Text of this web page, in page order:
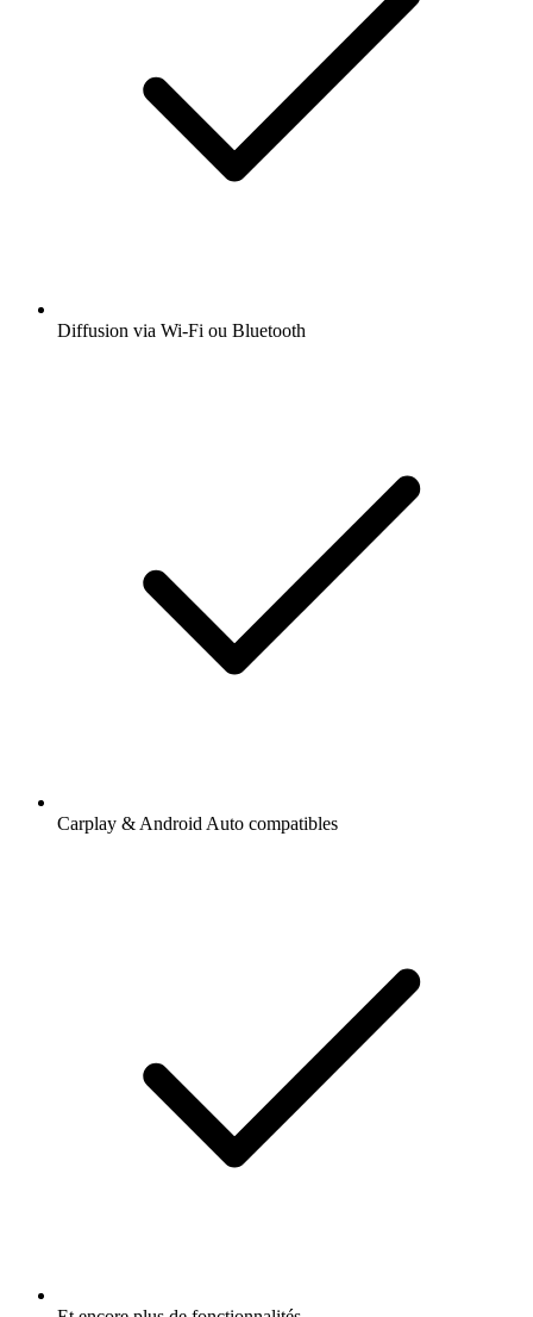
Diffusion via Wi-Fi ou Bluetooth
Carplay & Android Auto compatibles